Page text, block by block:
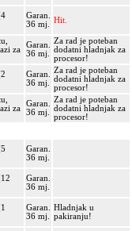
Garan.
36 mj.
Hit.
za
Garan.
36 mj.
Za rad je poteban
dodatni hladnjak za
procesor!
Garan.
36 mj.
Za rad je poteban
dodatni hladnjak za
procesor!
za
Garan.
36 mj.
Za rad je poteban
dodatni hladnjak za
procesor!
Garan.
36 mj.
Garan.
36 mj.
Garan.
36 mj.
Hladnjak u
pakiranju!